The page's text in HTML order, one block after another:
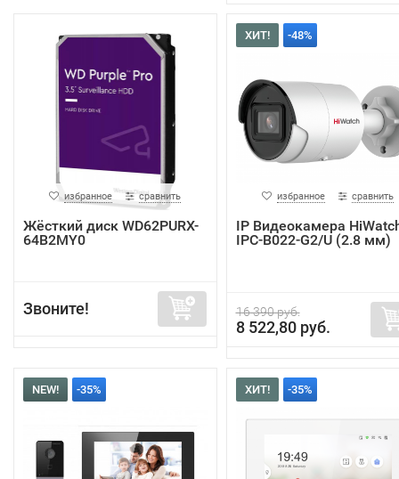
избранное сравнить
Жёсткий диск WD62PURX-
64B2MY0
Звоните!
ХИТ! -48%
избранное сравнить
IP Видеокамера
IPC-B022-G2/U (2.8 мм)
16 390 руб.
8 522,80 руб.
NEW! -35% ХИТ! -35%